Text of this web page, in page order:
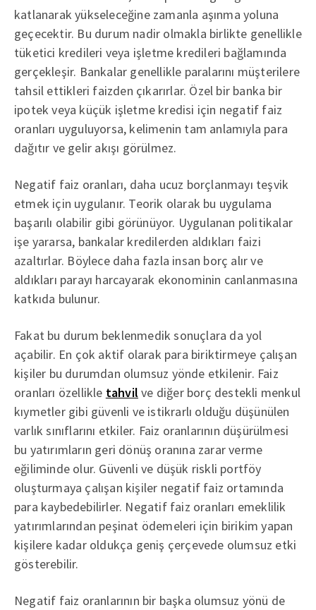
katlanarak yükseleceğine zamanla aşınma yoluna
geçecektir. Bu durum nadir olmakla birlikte genellikle
tüketici kredileri veya işletme kredileri bağlamında
gerçekleşir. Bankalar genellikle paralarını müşterilere
tahsil ettikleri faizden çıkarırlar. Özel bir banka bir
ipotek veya küçük işletme kredisi için negatif faiz
oranları uyguluyorsa, kelimenin tam anlamıyla para
dağıtır ve gelir akışı görülmez.
Negatif faiz oranları, daha ucuz borçlanmayı teşvik
etmek için uygulanır. Teorik olarak bu uygulama
başarılı olabilir gibi görünüyor. Uygulanan politikalar
işe yararsa, bankalar kredilerden aldıkları faizi
azaltırlar. Böylece daha fazla insan borç alır ve
aldıkları parayı harcayarak ekonominin canlanmasına
katkıda bulunur.
Fakat bu durum beklenmedik sonuçlara da yol
açabilir. En çok aktif olarak para biriktirmeye çalışan
kişiler bu durumdan olumsuz yönde etkilenir. Faiz
oranları özellikle tahvil ve diğer borç destekli menkul
kıymetler gibi güvenli ve istikrarlı olduğu düşünülen
varlık sınıflarını etkiler. Faiz oranlarının düşürülmesi
bu yatırımların geri dönüş oranına zarar verme
eğiliminde olur. Güvenli ve düşük riskli portföy
oluşturmaya çalışan kişiler negatif faiz ortamında
para kaybedebilirler. Negatif faiz oranları emeklilik
yatırımlarından peşinat ödemeleri için birikim yapan
kişilere kadar oldukça geniş çerçevede olumsuz etki
gösterebilir.
Negatif faiz oranlarının bir başka olumsuz yönü de